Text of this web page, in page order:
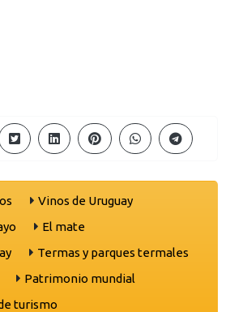
Vinos de Uruguay
El mate
Termas y parques termales
Patrimonio mundial
turismo